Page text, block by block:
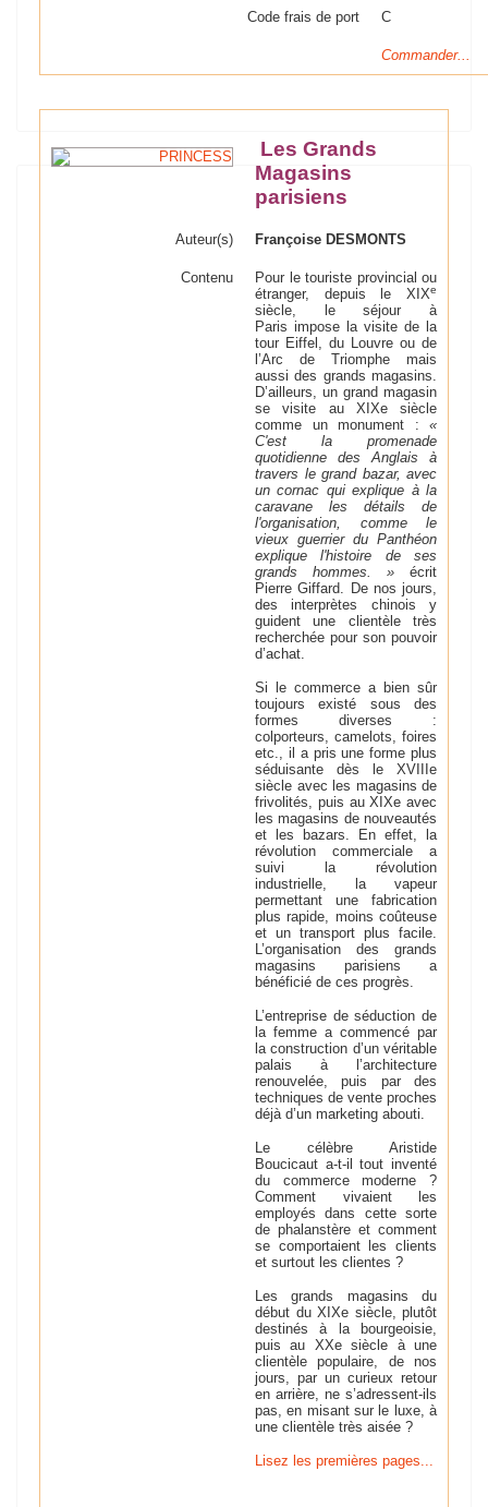
Code frais de port C
Commander...
Les Grands
Magasins
parisiens
Auteur(s) Françoise DESMONTS
Contenu
Pour le touriste provincial ou
étranger, depuis le XIXe
siècle, le séjour à
Paris impose la visite de la
tour Eiffel, du Louvre ou de
l’Arc de Triomphe mais
aussi des grands magasins.
D’ailleurs, un grand magasin
se visite au XIXe siècle
comme un monument : «
C'est la promenade
quotidienne des Anglais à
travers le grand bazar, avec
un cornac qui explique à la
caravane les détails de
l'organisation, comme le
vieux guerrier du Panthéon
explique l'histoire de ses
grands hommes. » écrit
Pierre Giffard. De nos jours,
des interprètes chinois y
guident une clientèle très
recherchée pour son pouvoir
d’achat.
Si le commerce a bien sûr
toujours existé sous des
formes diverses :
colporteurs, camelots, foires
etc., il a pris une forme plus
séduisante dès le XVIIIe
siècle avec les magasins de
frivolités, puis au XIXe avec
les magasins de nouveautés
et les bazars. En effet, la
révolution commerciale a
suivi la révolution
industrielle, la vapeur
permettant une fabrication
plus rapide, moins coûteuse
et un transport plus facile.
L’organisation des grands
magasins parisiens a
bénéficié de ces progrès.
L’entreprise de séduction de
la femme a commencé par
la construction d’un véritable
palais à l’architecture
renouvelée, puis par des
techniques de vente proches
déjà d’un marketing abouti.
Le célèbre Aristide
Boucicaut a-t-il tout inventé
du commerce moderne ?
Comment vivaient les
employés dans cette sorte
de phalanstère et comment
se comportaient les clients
et surtout les clientes ?
Les grands magasins du
début du XIXe siècle, plutôt
destinés à la bourgeoisie,
puis au XXe siècle à une
clientèle populaire, de nos
jours, par un curieux retour
en arrière, ne s’adressent-ils
pas, en misant sur le luxe, à
une clientèle très aisée ?
Lisez les premières pages...